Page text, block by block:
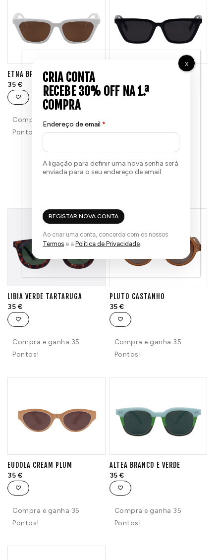
ETNA BRANCO
35 €
Compra e ganha 35
Pontos!
35€
Pontos!
LIBIA VERDE TARTARUGA
35 €
Compra e ganha 35
Pontos!
PLUTO CASTANHO
35 €
Compra e ganha 35
Pontos!
EUDOLA CREAM PLUM
35 €
Compra e ganha 35
Pontos!
ALTEA BRANCO E VERDE
35 €
Compra e ganha 35
Pontos!
Endereço de email *
A ligação para definir uma nova senha será
enviada para o seu endereço de email.
REGISTAR NOVA CONTA
Ao criar uma conta, concorda com os nossos
Termos e a Política de Privacidade.
X